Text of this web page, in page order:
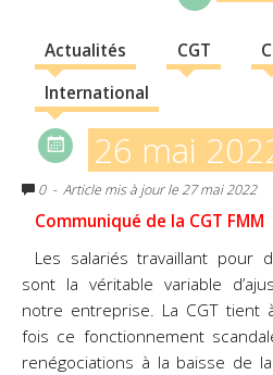
Actualités CGT
International
26 mai
0 - Article mis à jour le 27 mai 2022
Communiqué de la CGT FMM
Les salariés travaillant pour
sont la véritable variable
notre entreprise. La CGT tient
fois ce fonctionnement
renégociations à la baisse de